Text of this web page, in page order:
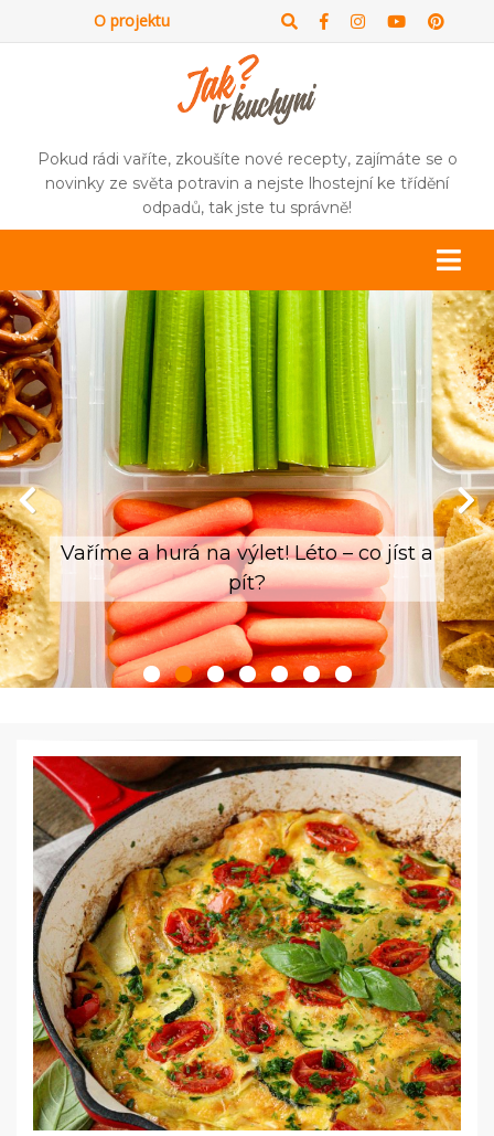
O projektu
Pokud rádi vaříte, zkoušíte nové recepty, zajímáte se o
novinky ze světa potravin a nejste lhostejní ke třídění
odpadů, tak jste tu správně!
Vaříme a hurá na výlet! Léto – co jíst a
pít?